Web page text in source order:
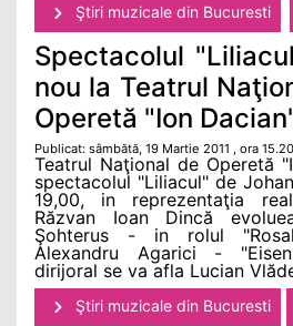
Ştiri muzicale din Bucuresti
Spectacolul
nou la Teatrul
Operetă "Ion
Publicat: sâmbătă, 19 Martie 2011 , ora 15.20
Teatrul Naţional de Operetă
spectacolul "Liliacul" de
19,00, in reprezentaţia
Răzvan Ioan Dincă
Şohterus - in rolul
Alexandru Agarici -
dirijoral se va afla Lucian
Ştiri muzicale din Bucuresti